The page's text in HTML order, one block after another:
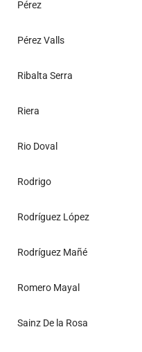
Pérez
Pérez Valls
Ribalta Serra
Riera
Rio Doval
Rodrigo
Rodríguez López
Rodríguez Mañé
Romero Mayal
Sainz De la Rosa